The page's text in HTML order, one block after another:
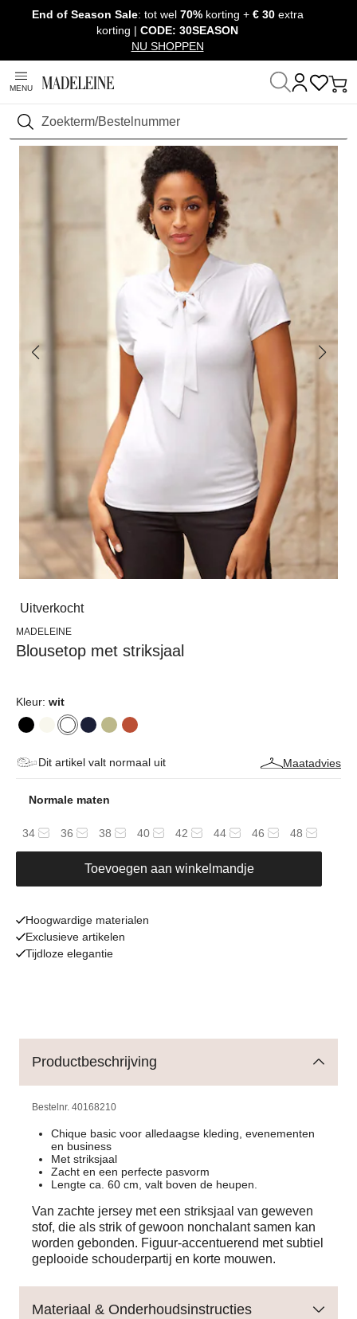
Navigatie overslaan, direct naar content
End of Season Sale: tot wel70% korting +€ 30 extra
korting | CODE: 30SEASON
NU SHOPPEN
MENU
Zoeken
Thuis Kleding
Uitverkocht
MADELEINE
Blousetop met striksjaal
Kleur: wit
Dit artikel valt normaal uit Maatadvies
Normale maten
34 36 38 40 42 44 46 48
Toevoegen aan winkelmandje
Hoogwardige materialen
Exclusieve artikelen
Tijdloze elegantie
Productbeschrijving
Bestelnr. 40168210
Chique basic voor alledaagse kleding, evenementen
en business
Met striksjaal
Zacht en een perfecte pasvorm
Lengte ca. 60 cm, valt boven de heupen.
Van zachte jersey met een striksjaal van geweven
stof, die als strik of gewoon nonchalant samen kan
worden gebonden. Figuur-accentuerend met subtiel
geplooide schouderpartij en korte mouwen.
Materiaal & Onderhoudsinstructies